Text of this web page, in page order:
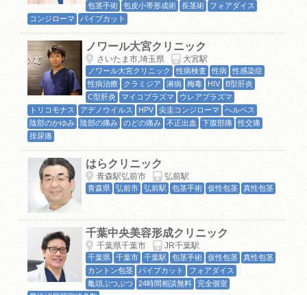
包茎手術
包皮小帯形成術 長茎術
フォアダイス
コンジローマ
パイプカット
ノワール大宮クリニック
さいたま市,埼玉県 大宮駅
ノワール大宮クリニック 性病検査 性病
性感染症
性病治療
クラミジア 淋病 梅毒 HIV
B型肝炎
C型肝炎
マイコプラズマ
ウレアプラズマ
トリコモナス
アデノウイルス HPV 尖圭コンジローマ
ヘルペス
陰部のかゆみ
陰部の痛み のどの痛み 不正出血 下腹部痛
性交痛
排尿痛
はらクリニック
青森駅弘前市 弘前駅
青森県 弘前市 弘前駅 包茎手術 仮性包茎 真性包茎
千葉中央美容形成クリニック
千葉県千葉市 JR千葉駅
千葉県 千葉市 千葉駅 包茎手術 仮性包茎
真性包茎
カントン包茎
パイプカット
フォアダイス
亀頭ぶつぶつ
24時間相談無料
完全個室